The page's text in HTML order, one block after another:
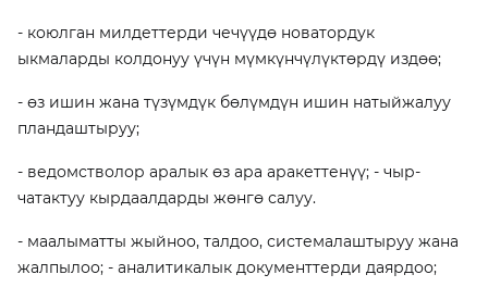
- коюлган милдеттерди чечүүдө новатордук
ыкмаларды колдонуу үчүн мүмкүнчүлүктөрдү издөө;
- өз ишин жана түзүмдүк бөлүмдүн ишин натыйжалуу
пландаштыруу;
- ведомстволор аралык өз ара аракеттенүү; - чыр-
чатактуу кырдаалдарды жөнгө салуу.
- маалыматты жыйноо, талдоо, системалаштыруу жана
жалпылоо; - аналитикалык документтерди даярдоо;